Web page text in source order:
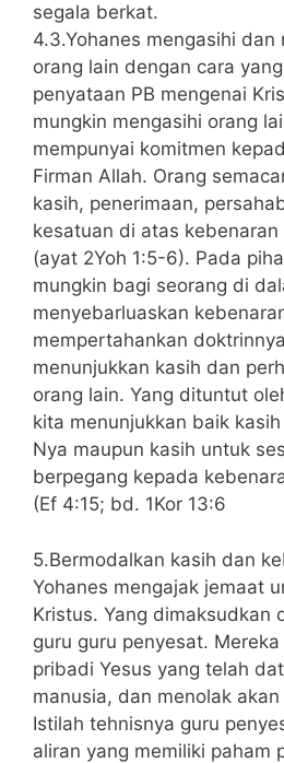
segala berkat.
4.3.Yohanes mengasihi dan
orang lain dengan cara
penyataan PB mengenai
mungkin mengasihi orang
mempunyai komitmen
Firman Allah. Orang
kasih, penerimaan,
kesatuan di atas
(ayat 2Yoh 1:5-6). Pada
mungkin bagi seorang di
menyebarluaskan
mempertahankan
menunjukkan kasih dan
orang lain. Yang dituntut
kita menunjukkan baik
Nya maupun kasih untuk
berpegang kepada
(Ef 4:15; bd. 1Kor 13:6
5.Bermodalkan kasih dan
Yohanes mengajak jemaat
Kristus. Yang dimaksudkan
guru guru penyesat.
pribadi Yesus yang telah
manusia, dan menolak
Istilah tehnisnya guru
aliran yang memiliki paham